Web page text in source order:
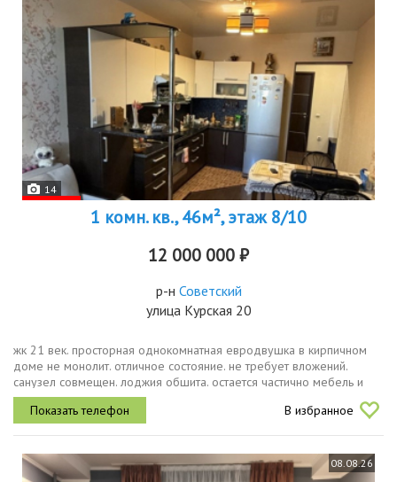
14
1 комн. кв., 46м², этаж 8/10
12 000 000 ₽
р-н Советский
улица Курская 20
жк 21 век. просторная однокомнатная евродвушка в кирпичном
доме не монолит. отличное состояние. не требует вложений.
санузел совмещен. лоджия обшита. остается частично мебель и
техника. квартира теплая, не угловая. чистая продажа вариант
подобран....
В избранное
08.08.26